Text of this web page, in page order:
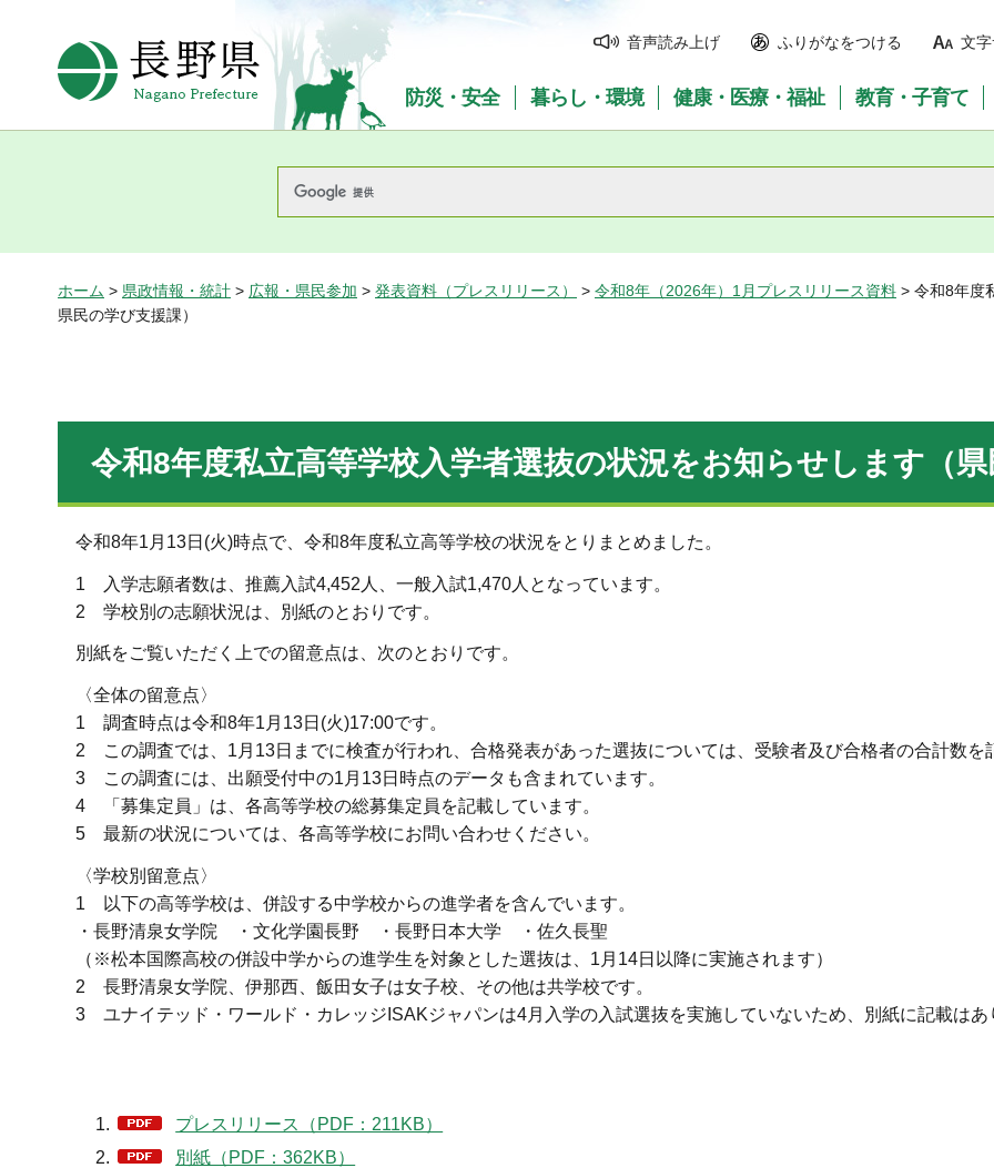
長野県Nagano Prefecture
音声読み上げ ふりがなをつける 文
防災・安全 暮らし・環境 健康・医療・福祉 教育・子育て
ホーム > 県政情報・統計 > 広報・県民参加 > 発表資料（プレスリリース） > 令和8年（2026年）1月プレスリリース資料 > 令和8年度
県民の学び支援課）
令和8年度私立高等学校入学者選抜の状況をお知らせします（県
令和8年1月13日(火)時点で、令和8年度私立高等学校の状況をとりまとめました。
1 入学志願者数は、推薦入試4,452人、一般入試1,470人となっています。
2 学校別の志願状況は、別紙のとおりです。
別紙をご覧いただく上での留意点は、次のとおりです。
〈全体の留意点〉
1 調査時点は令和8年1月13日(火)17:00です。
2 この調査では、1月13日までに検査が行われ、合格発表があった選抜については、受験者及び合格者の合計数を
3 この調査には、出願受付中の1月13日時点のデータも含まれています。
4 「募集定員」は、各高等学校の総募集定員を記載しています。
5 最新の状況については、各高等学校にお問い合わせください。
〈学校別留意点〉
1 以下の高等学校は、併設する中学校からの進学者を含んでいます。
・長野清泉女学院 ・文化学園長野 ・長野日本大学 ・佐久長聖
（※松本国際高校の併設中学からの進学生を対象とした選抜は、1月14日以降に実施されます）
2 長野清泉女学院、伊那西、飯田女子は女子校、その他は共学校です。
3 ユナイテッド・ワールド・カレッジISAKジャパンは4月入学の入試選抜を実施していないため、別紙に記載はあ
プレスリリース（PDF：211KB）
別紙（PDF：362KB）